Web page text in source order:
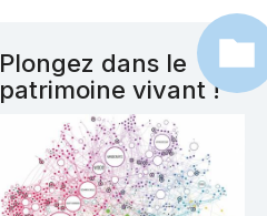
Plongez dans le
patrimoine vivant !